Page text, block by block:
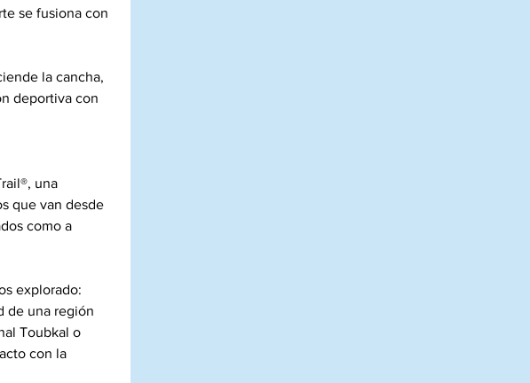
se fusiona con
la cancha,
deportiva con
una
que van desde
como a
explorado:
de una región
Toubkal o
con la